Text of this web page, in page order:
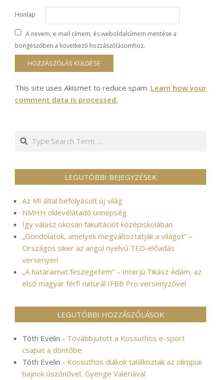
Honlap
A nevem, e-mail címem, és weboldalcímem mentése a
böngészőben a következő hozzászólásomhoz.
This site uses Akismet to reduce spam. Learn how your
comment data is processed.
Search
LEGUTÓBBI BEJEGYZÉSEK
Az MI által befolyásolt új világ
NMHH oklevélátadó ünnepség
Így válasz okosan fakultációt középiskolában
„Gondolatok, amelyek megváltoztatják a világot” –
Országos siker az angol nyelvű TED-előadás
versenyen
„A határaimat feszegetem” – Interjú Tikász Ádám, az
első magyar férfi naturál IFBB Pro versenyzővel
LEGUTÓBBI HOZZÁSZÓLÁSOK
Tóth Evelin - Továbbjutott a Kossuthos e-sport
csapat a döntőbe
Tóth Evelin - Kossuthos diákok találkoztak az olimpiai
bajnok úszónővel, Gyenge Valériával